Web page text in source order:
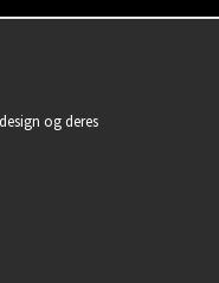
og deres